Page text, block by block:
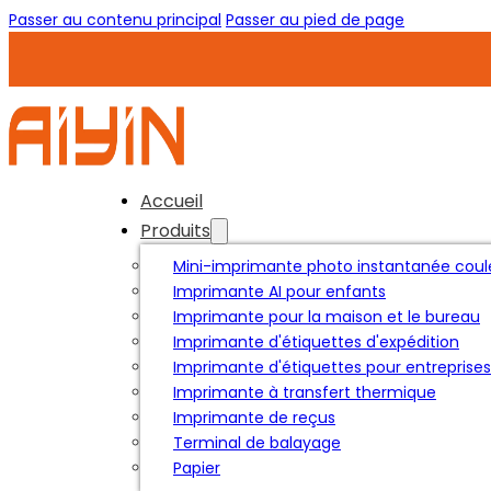
Passer au contenu principal Passer au pied de page
Accueil
Produits
Mini-imprimante photo instantanée
Imprimante AI pour enfants
Imprimante pour la maison et le bureau
Imprimante d'étiquettes d'expédition
Imprimante d'étiquettes pour entreprises
Imprimante à transfert thermique
Imprimante de reçus
Terminal de balayage
Papier